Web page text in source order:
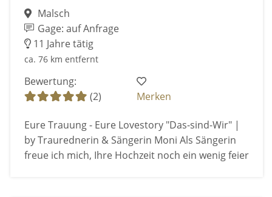
Malsch
Gage: auf Anfrage
11 Jahre tätig
ca. 76 km entfernt
Bewertung:
(2)
Merken
Eure Trauung - Eure Lovestory "Das-sind-Wir" |
by Traurednerin & Sängerin Moni Als Sängerin
freue ich mich, Ihre Hochzeit noch ein wenig feier